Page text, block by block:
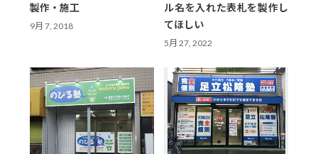
製作・施工
9月 7, 2018
ル名を入れた表札を製作し
てほしい
5月 27, 2022